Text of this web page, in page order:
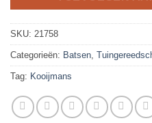
SKU: 21758
Categorieën: Batsen,
Tag: Kooijmans